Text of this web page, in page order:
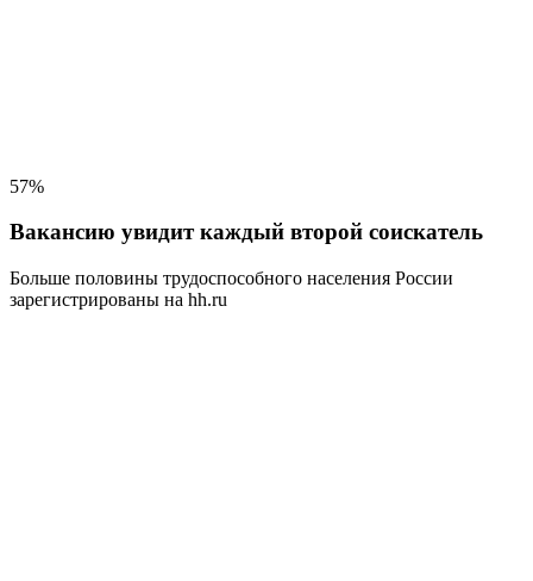
57%
Вакансию увидит каждый второй соискатель
Больше половины трудоспособного населения России
зарегистрированы на hh.ru